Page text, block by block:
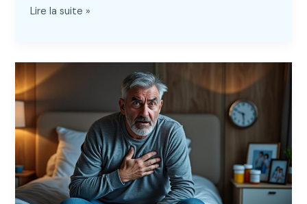
Insuffisance
:
que
faut-
il
anticiper
?
Lire la suite »